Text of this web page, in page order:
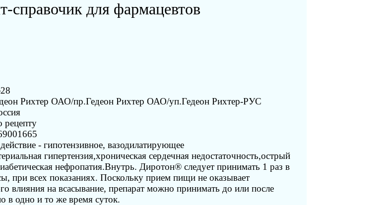
справочик для фармацевтов
Рихтер ОАО/пр.Гедеон Рихтер ОАО/уп.Гедеон Рихтер-РУС
- гипотензивное, вазодилатирующее
гипертензия,хроническая сердечная недостаточность,острый
нефропатия.Внутрь. Диротон® следует принимать 1 раз в
при всех показаниях. Поскольку прием пищи не оказывает
влияния на всасывание, препарат можно принимать до или после
в одно и то же время суток.